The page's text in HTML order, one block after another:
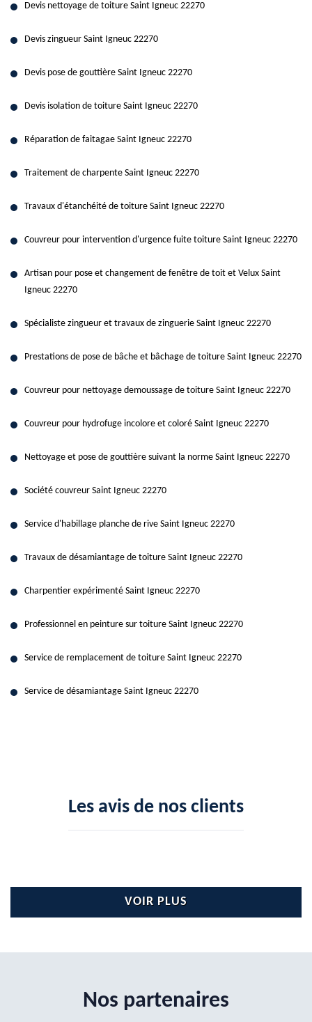
Devis nettoyage de toiture Saint Igneuc 22270
Devis zingueur Saint Igneuc 22270
Devis pose de gouttière Saint Igneuc 22270
Devis isolation de toiture Saint Igneuc 22270
Réparation de faitagae Saint Igneuc 22270
Traitement de charpente Saint Igneuc 22270
Travaux d'étanchéité de toiture Saint Igneuc 22270
Couvreur pour intervention d'urgence fuite toiture Saint Igneuc 22270
Artisan pour pose et changement de fenêtre de toit et Velux Saint
Igneuc 22270
Spécialiste zingueur et travaux de zinguerie Saint Igneuc 22270
Prestations de pose de bâche et bâchage de toiture Saint Igneuc 22270
Couvreur pour nettoyage demoussage de toiture Saint Igneuc 22270
Couvreur pour hydrofuge incolore et coloré Saint Igneuc 22270
Nettoyage et pose de gouttière suivant la norme Saint Igneuc 22270
Société couvreur Saint Igneuc 22270
Service d'habillage planche de rive Saint Igneuc 22270
Travaux de désamiantage de toiture Saint Igneuc 22270
Charpentier expérimenté Saint Igneuc 22270
Professionnel en peinture sur toiture Saint Igneuc 22270
Service de remplacement de toiture Saint Igneuc 22270
Service de désamiantage Saint Igneuc 22270
Les avis de nos clients
VOIR PLUS
Nos partenaires